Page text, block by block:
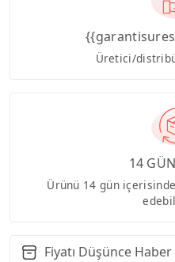
Üretici/
14
Ürünü 14 gün
Fiyatı Düşünce